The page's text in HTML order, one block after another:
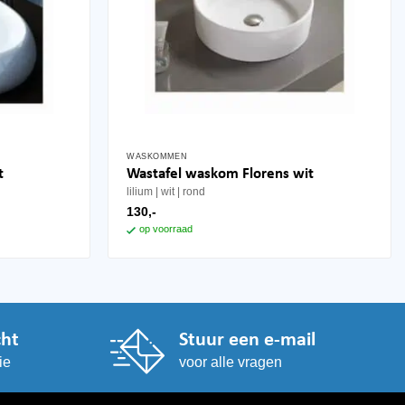
WASKOMMEN
Wastafel waskom Florens wit
lilium wit rond
130,-
op voorraad
Stuur een e-mail
voor alle vragen